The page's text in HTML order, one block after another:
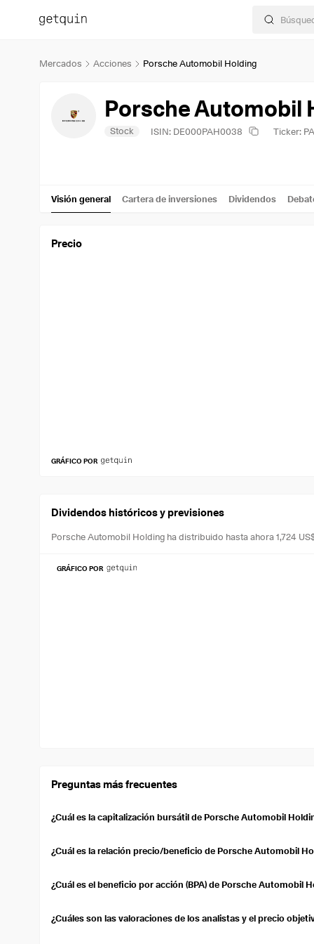
Mercados Acciones Porsche Automobil Holding
Porsche Automobil
Stock ISIN: DE000PAH0038 Ticker:
Visión general Cartera de inversiones Dividendos
Precio
GRÁFICO POR
Dividendos históricos y previsiones
Porsche Automobil Holding ha distribuido hasta ahora 1,724
GRÁFICO POR
Preguntas más frecuentes
¿Cuál es la capitalización bursátil de Porsche Automobil
de mercado de una empresa que cotiza en bolsa. Se calcula
¿Cuál es la relación precio/beneficio de Porsche Automobil
acción está sobrevalorada o infravalorada en comparación
¿Cuál es el beneficio por acción (BPA) de Porsche Automobil
company's profitability on a per-share basis.
¿Cuáles son las valoraciones de los analistas y el precio